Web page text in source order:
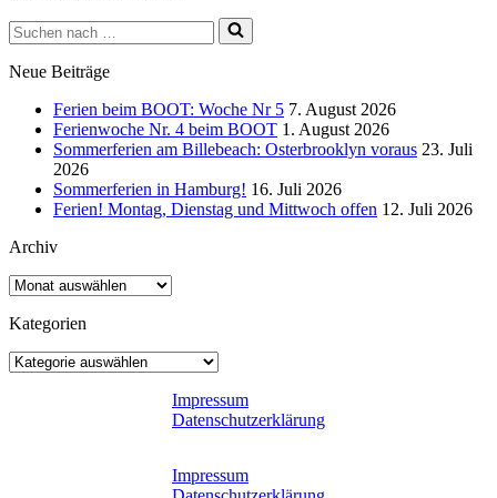
Suchen
nach …
Neue Beiträge
Ferien beim BOOT: Woche Nr 5 7. August 2026
Ferienwoche Nr. 4 beim BOOT 1. August 2026
Sommerferien am Billebeach: Osterbrooklyn voraus 23. Juli
2026
Sommerferien in Hamburg! 16. Juli 2026
Ferien! Montag, Dienstag und Mittwoch offen 12. Juli 2026
Archiv
Archiv
Kategorien
Kategorien
Impressum
Datenschutzerklärung
Impressum